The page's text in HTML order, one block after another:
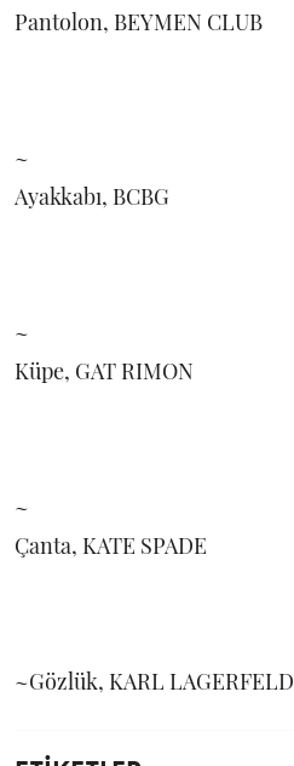
Pantolon, BEYMEN CLUB
~
Ayakkabı, BCBG
~
Küpe, GAT RIMON
~
Çanta, KATE SPADE
~Gözlük, KARL LAGERFELD